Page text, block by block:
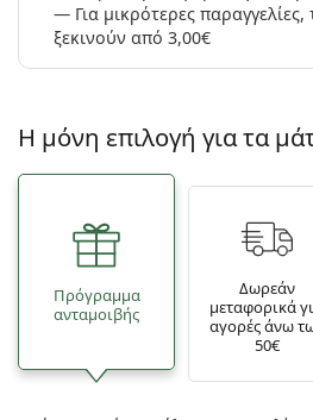
Για μικρότερες
ξεκινούν από 3,00€
Η μόνη επιλογή για τα
Πρόγραμμα
ανταμοιβής
Δωρεάν
μεταφορικά
αγορές άνω
50€